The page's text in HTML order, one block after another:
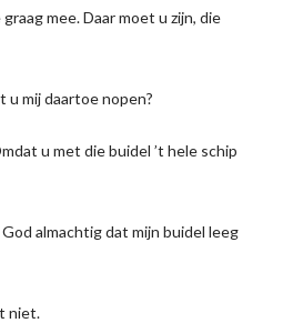
mee. Daar moet u zijn, die
u mij daartoe nopen?
u met die buidel ’t hele schip
almachtig dat mijn buidel leeg
niet.